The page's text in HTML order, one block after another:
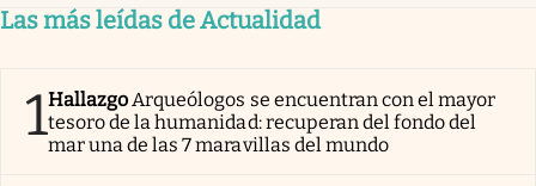
Las más leídas de Actualidad
1HallazgoArqueólogos se encuentran con el mayor
tesoro de la humanidad: recuperan del fondo del
mar una de las 7 maravillas del mundo